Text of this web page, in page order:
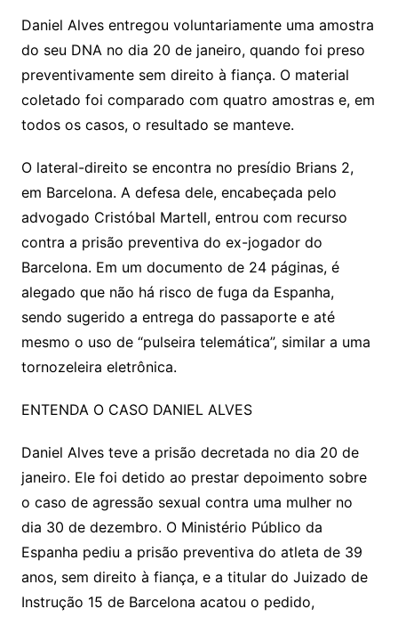
Daniel Alves entregou voluntariamente uma amostra
do seu DNA no dia 20 de janeiro, quando foi preso
preventivamente sem direito à fiança. O material
coletado foi comparado com quatro amostras e, em
todos os casos, o resultado se manteve.
O lateral-direito se encontra no presídio Brians 2,
em Barcelona. A defesa dele, encabeçada pelo
advogado Cristóbal Martell, entrou com recurso
contra a prisão preventiva do ex-jogador do
Barcelona. Em um documento de 24 páginas, é
alegado que não há risco de fuga da Espanha,
sendo sugerido a entrega do passaporte e até
mesmo o uso de “pulseira telemática”, similar a uma
tornozeleira eletrônica.
ENTENDA O CASO DANIEL ALVES
Daniel Alves teve a prisão decretada no dia 20 de
janeiro. Ele foi detido ao prestar depoimento sobre
o caso de agressão sexual contra uma mulher no
dia 30 de dezembro. O Ministério Público da
Espanha pediu a prisão preventiva do atleta de 39
anos, sem direito à fiança, e a titular do Juizado de
Instrução 15 de Barcelona acatou o pedido,